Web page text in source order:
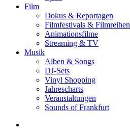
Film
Dokus & Reportagen
Filmfestivals & Filmreihen
Animationsfilme
Streaming & TV
Musik
Alben & Songs
DJ-Sets
Vinyl Shopping
Jahrescharts
Veranstaltungen
Sounds of Frankfurt